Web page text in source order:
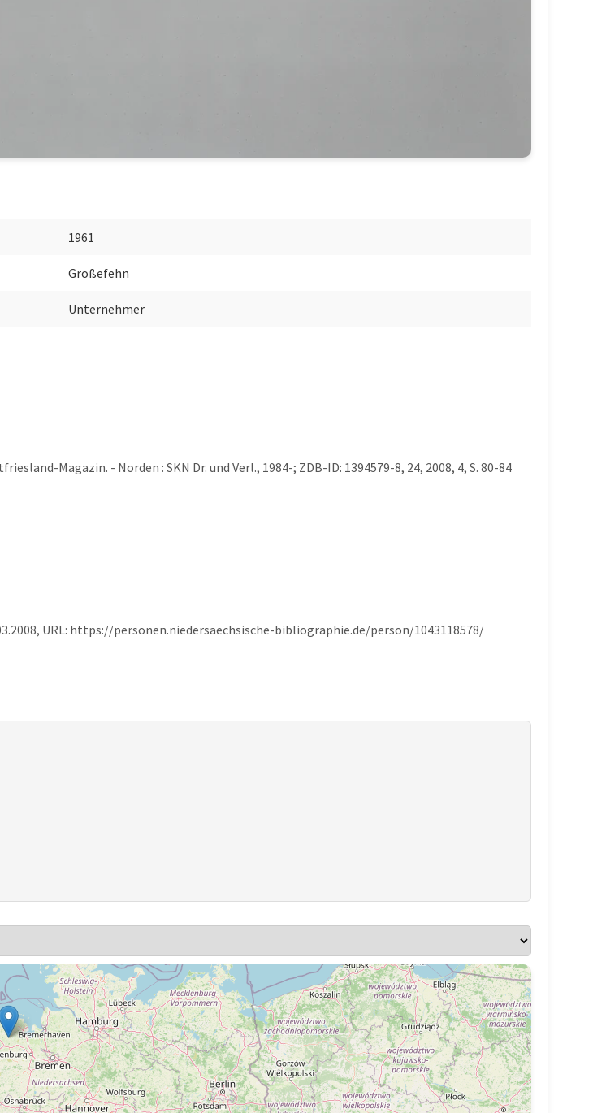
1961
Großefehn
Unternehmer
Magazin. - Norden : SKN Dr. und Verl., 1984-; ZDB-ID: 1394579-8, 24, 2008, 4, S. 80-84
URL: https://personen.niedersaechsische-bibliographie.de/person/1043118578/